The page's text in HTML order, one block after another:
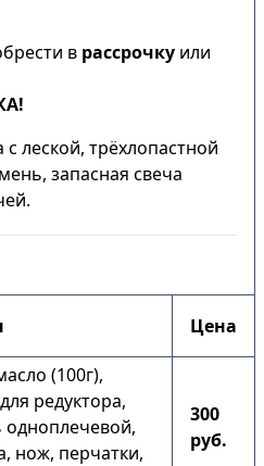
в рассрочку или
леской, трёхлопастной
запасная свеча
Цена
(100г),
редуктора,
нож, перчатки,
300
руб.